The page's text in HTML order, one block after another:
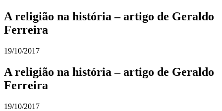
A religião na história – artigo de Geraldo
Ferreira
19/10/2017
A religião na história – artigo de Geraldo
Ferreira
19/10/2017